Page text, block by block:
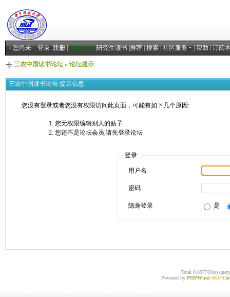
»您尚未登录 注册|返回主站|研究生读书|推荐|搜索|社区服务 |帮助|订阅
三农中国读书论坛» 论坛提示
三农中国读书论坛 提示信息
您没有登录或者您没有权限访问此页面，可能有如下几个原因:
您无权限编辑别人的贴子
您还不是论坛会员,请先登录论坛
登录
用户名
密码
隐身登录 是
Total 0.897783(s)
Powered by PHPWind v6.0